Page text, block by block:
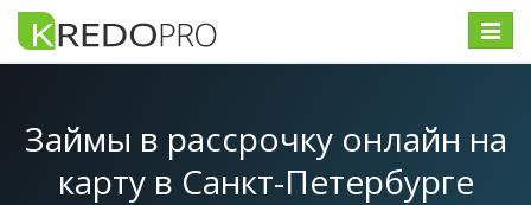
Меню
Займы в рассрочку онлайн на
карту в Санкт-Петербурге